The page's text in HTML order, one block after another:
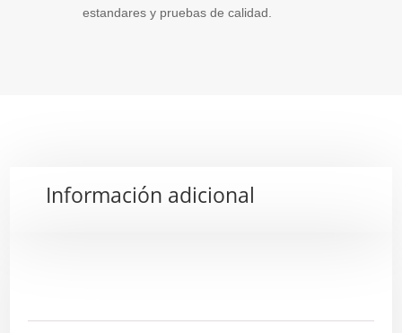
estandares y pruebas de calidad.
Información adicional